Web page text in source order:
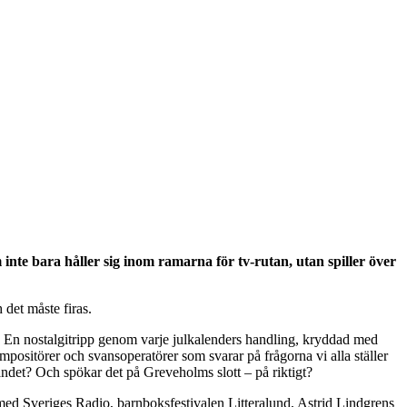
bara håller sig inom ramarna för tv-rutan, utan spiller över
måste firas.
nostalgitripp genom varje julkalenders handling, kryddad med
och svansoperatörer som svarar på frågorna vi alla ställer
Och spökar det på Greveholms slott – på riktigt?
Sveriges Radio, barnboksfestivalen Litteralund, Astrid Lindgrens